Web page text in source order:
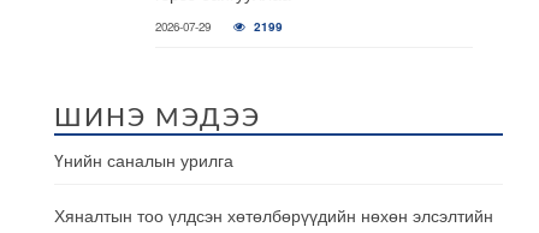
2026-07-29 2199
ШИНЭ МЭДЭЭ
Үнийн саналын урилга
Хяналтын тоо үлдсэн хөтөлбөрүүдийн нөхөн элсэлтийн